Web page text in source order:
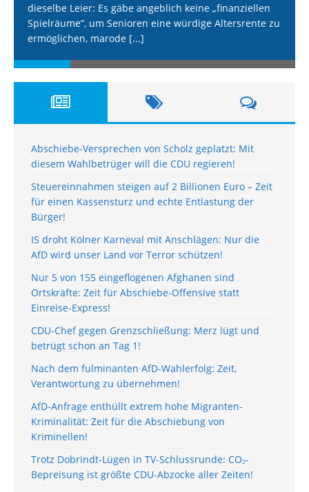
dieselbe Leier: Es gäbe angeblich keine „finanziellen
Spielräume“, um Senioren eine würdige Altersrente zu
ermöglichen, marode [...]
Abschiebe-Versprechen von Scholz geplatzt: Mit
diesem Wahlbetrüger will die CDU regieren!
Steuereinnahmen steigen auf 2 Billionen Euro – Zeit
für einen Kassensturz und echte Entlastung der
Bürger!
IS droht Kölner Karneval mit Anschlägen: Nur die
AfD wird unser Land vor Terror schützen!
Nur 5 von 155 eingeflogenen Afghanen sind
Ortskräfte: Zeit für Abschiebe-Offensive statt
Einreise-Express!
CDU-Chef gegen Grenzschließung: Merz lügt und
betrügt schon an Tag 1!
Nach dem fulminanten AfD-Wahlerfolg: Zeit,
Verantwortung zu übernehmen!
AfD-Anfrage enthüllt extrem hohe Migranten-
Kriminalität: Zeit für die Abschiebung von
Kriminellen!
Trotz Dobrindt-Lügen in TV-Schlussrunde: CO₂-
Bepreisung ist größte CDU-Abzocke aller Zeiten!